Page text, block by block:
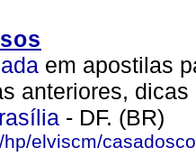
em apostilas
anteriores,
- DF. (BR)
elviscm/